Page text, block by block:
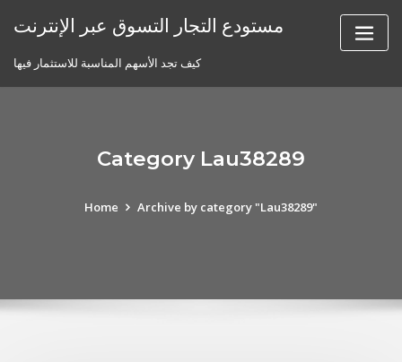
مستودع التجار التسوق عبر الإنترنت
كيف تجد الأسهم المناسبة للاستثمار فيها
Category Lau38289
Home Archive by category "Lau38289"